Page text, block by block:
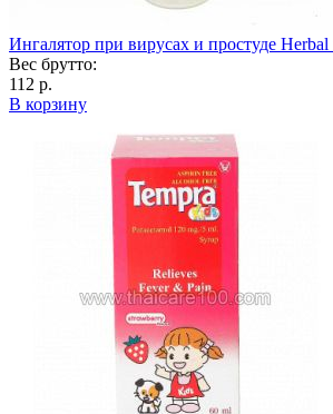
Ингалятор при вирусах и простуде
Вес брутто:
112 р.
В корзину